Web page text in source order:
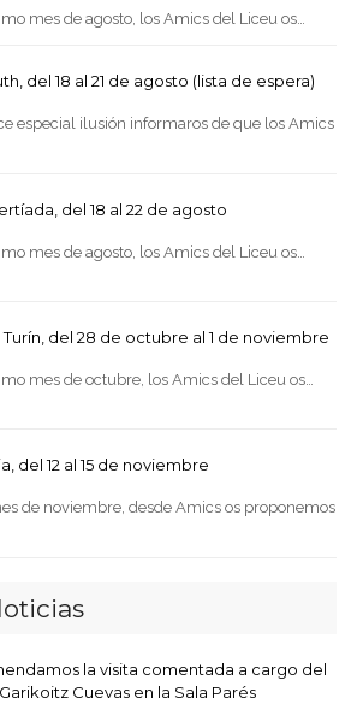
mes de agosto, los Amics del Liceu os…
del 18 al 21 de agosto (lista de espera)
especial ilusión informaros de que los Amics
del 18 al 22 de agosto
mes de agosto, los Amics del Liceu os…
Turín, del 28 de octubre al 1 de noviembre
mes de octubre, los Amics del Liceu os…
del 12 al 15 de noviembre
de noviembre, desde Amics os proponemos
la visita comentada a cargo del
Cuevas en la Sala Parés